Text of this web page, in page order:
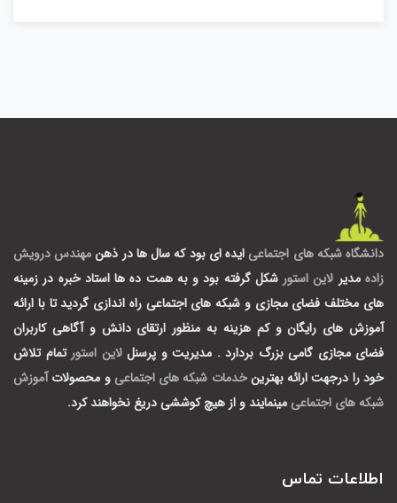
دانشگاه شبکه های اجتماعی ایده ای بود که سال ها در ذهنمهندس درویش
زاده مدیر لاین استور شکل گرفته بود و به همت ده ها استاد خبره در زمینه
های مختلف فضای مجازی و شبکه های اجتماعی راه اندازی گردید تا با ارائه
آموزش های رایگان و کم هزینه به منظور ارتقای دانش و آگاهی کاربران
فضای مجازی گامی بزرگ بردارد . مدیریت و پرسنللاین استور تمام تلاش
خود را درجهت ارائه بهترینخدمات شبکه های اجتماعی و محصولات آموزش
شبکه های اجتماعی مینمایند و از هیچ کوششی دریغ نخواهند کرد.
اطلاعات تماس